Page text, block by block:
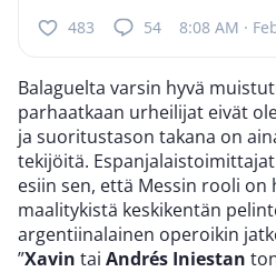
483 54 8:08 AM ·
Balaguelta varsin hyvä
parhaatkaan urheilijat eivät
ja suoritustason takana on
tekijöitä.
esiin sen, että Messin rooli
maalitykistä keskikentän
argentiinalainen operoikin
”Xavin tai Andrés Iniestan